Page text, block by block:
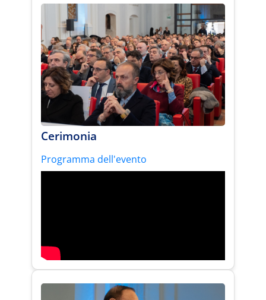
Cerimonia
Programma dell'evento